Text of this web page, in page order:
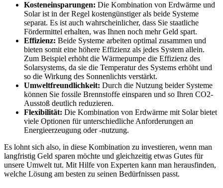
Kosteneinsparungen: Die Kombination von Erdwärme und
Solar ist in der Regel kostengünstiger als beide Systeme
separat. Es ist auch wahrscheinlicher, dass Sie staatliche
Fördermittel erhalten, was Ihnen noch mehr Geld spart.
Effizienz: Beide Systeme arbeiten optimal zusammen und
bieten somit eine höhere Effizienz als jedes System allein.
Zum Beispiel erhöht die Wärmepumpe die Effizienz des
Solarsystems, da sie die Temperatur des Systems erhöht und
so die Wirkung des Sonnenlichts verstärkt.
Umweltfreundlichkeit: Durch die Nutzung beider Systeme
können Sie fossile Brennstoffe einsparen und so Ihren CO2-
Ausstoß deutlich reduzieren.
Flexibilität: Die Kombination von Erdwärme mit Solar bietet
viele Optionen für unterschiedliche Anforderungen an
Energieerzeugung oder -nutzung.
Es lohnt sich also, in diese Kombination zu investieren, wenn man
langfristig Geld sparen möchte und gleichzeitig etwas Gutes für
unsere Umwelt tut. Mit Hilfe von Experten kann man herausfinden,
welche Lösung am besten zu seinen Bedürfnissen passt.